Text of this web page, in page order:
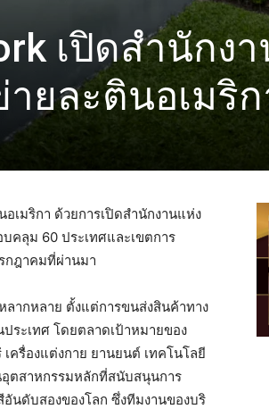
เปิดสำนักง
ยละตินอเมริ
เมริกา ด้วยการเปิดสำนักงานแห่ง
คลุม 60 ประเทศและเขตการ
กฎาคมที่ผ่านมา
ากหลาย ตั้งแต่การขนส่งสินค้าทาง
ระเทศ โดยตลาดเป้าหมายของ
ครื่องแต่งกาย ยานยนต์ เทคโนโลยี
ตสาหกรรมหลักที่สนับสนุนการ
อันดับสองของโลก ซึ่งทีมงานของบริ